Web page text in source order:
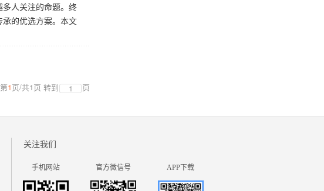
人关注的命题。终
的优选方案。本文
1页/共1页 转到 页
关注我们
手机网站 官方微信号 APP下载